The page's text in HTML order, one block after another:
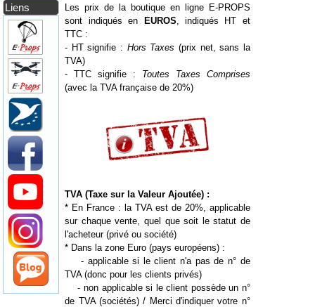
Liens
Les prix de la boutique en ligne E-PROPS
sont indiqués en EUROS , indiqués HT et
TTC :
- HT signifie : Hors Taxes (prix net, sans la
TVA)
- TTC signifie : Toutes Taxes Comprises
(avec la TVA française de 20%)
TVA (Taxe sur la Valeur Ajoutée) :
* En France : la TVA est de 20%, applicable
sur chaque vente, quel que soit le statut de
l'acheteur (privé ou société)
* Dans la zone Euro (pays européens) :
- applicable si le client n'a pas de n° de
TVA (donc pour les clients privés)
- non applicable si le client possède un n°
de TVA (sociétés) / Merci d'indiquer votre n°